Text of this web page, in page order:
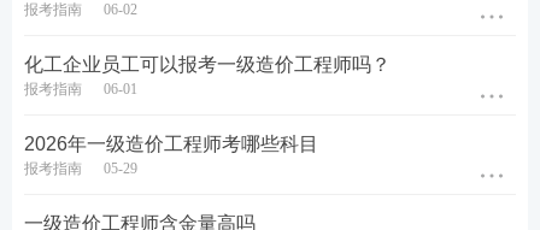
报考指南 06-02
化工企业员工可以报考一级造价工程师吗？
报考指南 06-01
2026年一级造价工程师考哪些科目
报考指南 05-29
一级造价工程师含金量高吗